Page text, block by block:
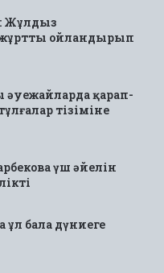
Жұлдыз
жұртты ойландырып
қарап-
тізіміне
үш әйелін
бала дүниеге